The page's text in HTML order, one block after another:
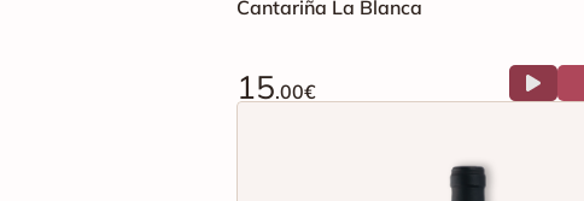
Cantariña La Blanca
15.00€